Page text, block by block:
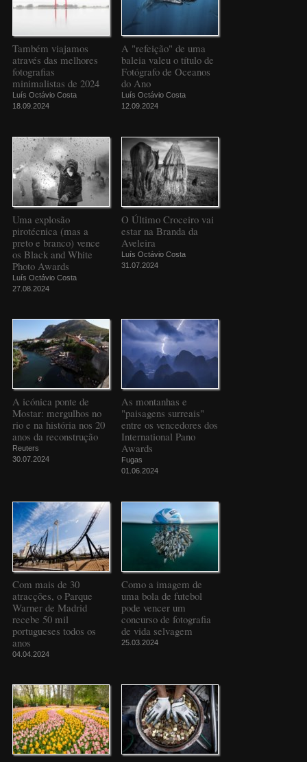
Também viajamos
através das melhores
fotografias
minimalistas de 2024
Luís Octávio Costa
18.09.2024
A "refeição" de uma
baleia valeu o título de
Fotógrafo de Oceanos
do Ano
Luís Octávio Costa
12.09.2024
Uma explosão
pirotécnica (mas a
preto e branco) vence
os Black and White
Photo Awards
Luís Octávio Costa
27.08.2024
O Último Croceiro vai
estar na Branda da
Aveleira
Luís Octávio Costa
31.07.2024
A icónica ponte de
Mostar: mergulhos no
rio e na história nos 20
anos da reconstrução
Reuters
30.07.2024
As montanhas e
"paisagens surreais"
entre os vencedores dos
International Pano
Awards
Fugas
01.06.2024
Com mais de 30
atracções, o Parque
Warner de Madrid
recebe 50 mil
portugueses todos os
anos
04.04.2024
Como a imagem de
uma bola de futebol
pode vencer um
concurso de fotografia
de vida selvagem
25.03.2024